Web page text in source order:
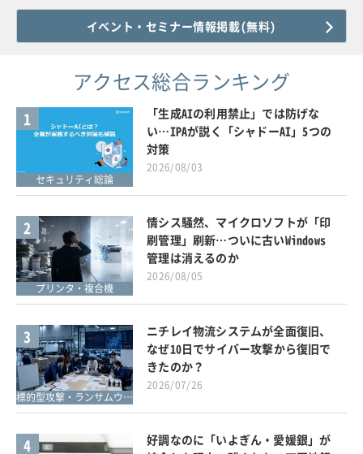
イベント・セミナー情報掲載(無料)
アクセス総合ランキング
1
セキュリティ総論
「生成AIの利用禁止」では防げな
い…IPAが説く「シャドーAI」5つの
対策
2026/08/03
2
プリンタ・複合機
情シス騒然、マイクロソフトが「印
刷管理」刷新…ついに古いWindows
管理は消えるのか
2026/08/05
3
標的型攻撃・ランサムウェア対策
ニチレイ物流システムが全面復旧、
なぜ10日でサイバー攻撃から復旧で
きたのか？
2026/07/26
4
好調なのに「いよぎん・愛媛銀」が